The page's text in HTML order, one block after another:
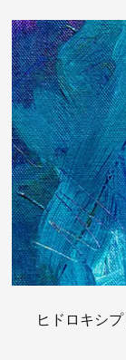
ヒドロキシ